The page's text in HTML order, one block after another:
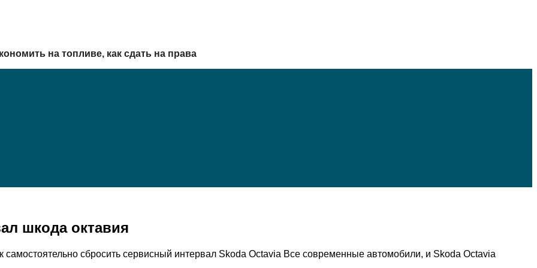
на топливе, как сдать на права
шкода октавия
сбросить сервисный интервал Skoda Octavia Все современные автомобили, и Skoda Octavia